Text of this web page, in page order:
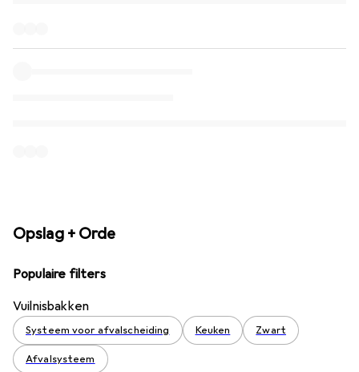
Opslag + Orde
Populaire filters
Vuilnisbakken
Systeem voor afvalscheiding Keuken Zwart
Afvalsysteem